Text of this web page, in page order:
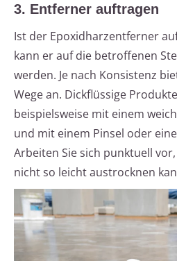
3. Entferner auftragen
Ist der Epoxidharzentferner
kann er auf die betroffenen
werden. Je nach Konsistenz
Wege an. Dickflüssige
beispielsweise mit einem
und mit einem Pinsel oder
Arbeiten Sie sich punktuell
nicht so leicht austrocknen